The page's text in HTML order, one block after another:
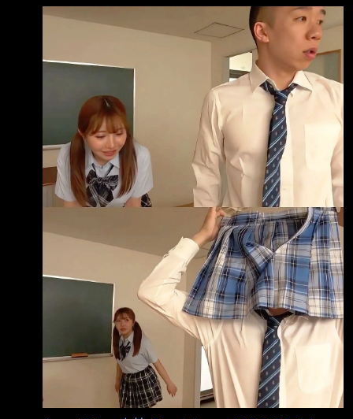
罵 有沒有更好聽的說法可以帶過 ----- Sent
from JPTT on my Samsung SM-S9210. --